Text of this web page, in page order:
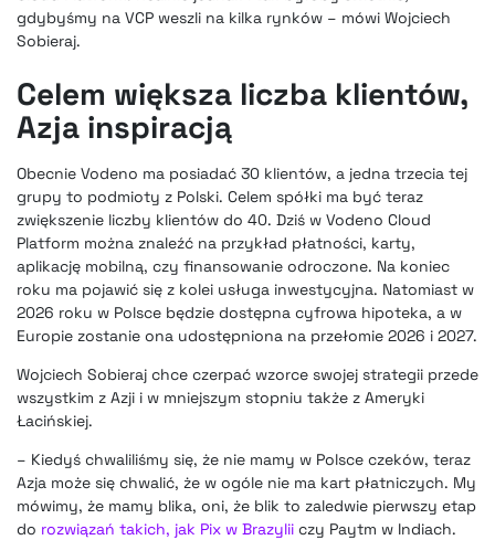
gdybyśmy na VCP weszli na kilka rynków – mówi Wojciech
Sobieraj.
Celem większa liczba klientów,
Azja inspiracją
Obecnie Vodeno ma posiadać 30 klientów, a jedna trzecia tej
grupy to podmioty z Polski. Celem spółki ma być teraz
zwiększenie liczby klientów do 40. Dziś w Vodeno Cloud
Platform można znaleźć na przykład płatności, karty,
aplikację mobilną, czy finansowanie odroczone. Na koniec
roku ma pojawić się z kolei usługa inwestycyjna. Natomiast w
2026 roku w Polsce będzie dostępna cyfrowa hipoteka, a w
Europie zostanie ona udostępniona na przełomie 2026 i 2027.
Wojciech Sobieraj chce czerpać wzorce swojej strategii przede
wszystkim z Azji i w mniejszym stopniu także z Ameryki
Łacińskiej.
– Kiedyś chwaliliśmy się, że nie mamy w Polsce czeków, teraz
Azja może się chwalić, że w ogóle nie ma kart płatniczych. My
mówimy, że mamy blika, oni, że blik to zaledwie pierwszy etap
do rozwiązań takich, jak Pix w Brazylii czy Paytm w Indiach.